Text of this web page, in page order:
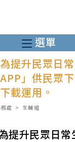
選單
提升民眾日
」供民眾
載運用。
務處 > 生輔組
提升民眾日